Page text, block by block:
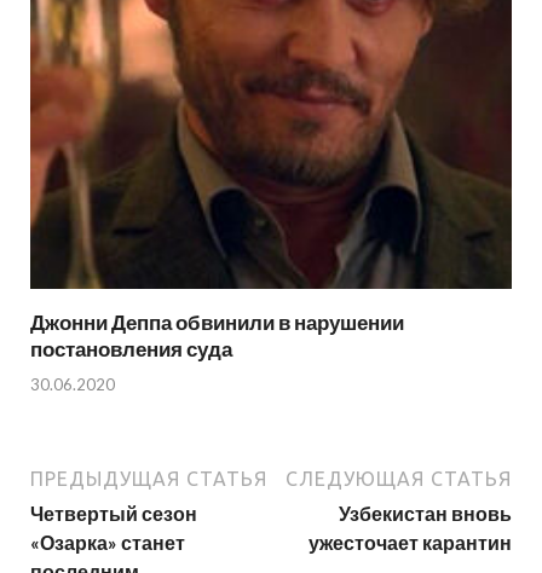
Джонни Деппа обвинили в нарушении
постановления суда
30.06.2020
ПРЕДЫДУЩАЯ СТАТЬЯ
Четвертый сезон
«Озарка» станет
СЛЕДУЮЩАЯ СТАТЬЯ
Узбекистан вновь
ужесточает карантин